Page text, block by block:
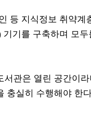
등 지식정보 취약계
기를 구축하며 모
서관은 열린 공간이
충실히 수행해야 한